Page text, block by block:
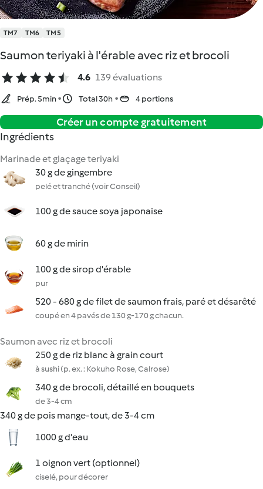
TM7 TM6 TM5
Saumon teriyaki à l'érable avec riz et brocoli
4.6 139 évaluations
Prép. 5min Total 30h 4 portions
Créer un compte gratuitement
Ingrédients
Marinade et glaçage teriyaki
30 g de gingembre
pelé et tranché (voir Conseil)
100 g de sauce soya japonaise
60 g de mirin
100 g de sirop d'érable
pur
520 - 680 g de filet de saumon frais, paré et désarêté
coupé en 4 pavés de 130 g-170 g chacun.
Saumon avec riz et brocoli
250 g de riz blanc à grain court
à sushi (p. ex. : Kokuho Rose, Calrose)
340 g de brocoli, détaillé en bouquets
de 3-4 cm
340 g de pois mange-tout, de 3-4 cm
1000 g d'eau
1 oignon vert (optionnel)
ciselé, pour décorer